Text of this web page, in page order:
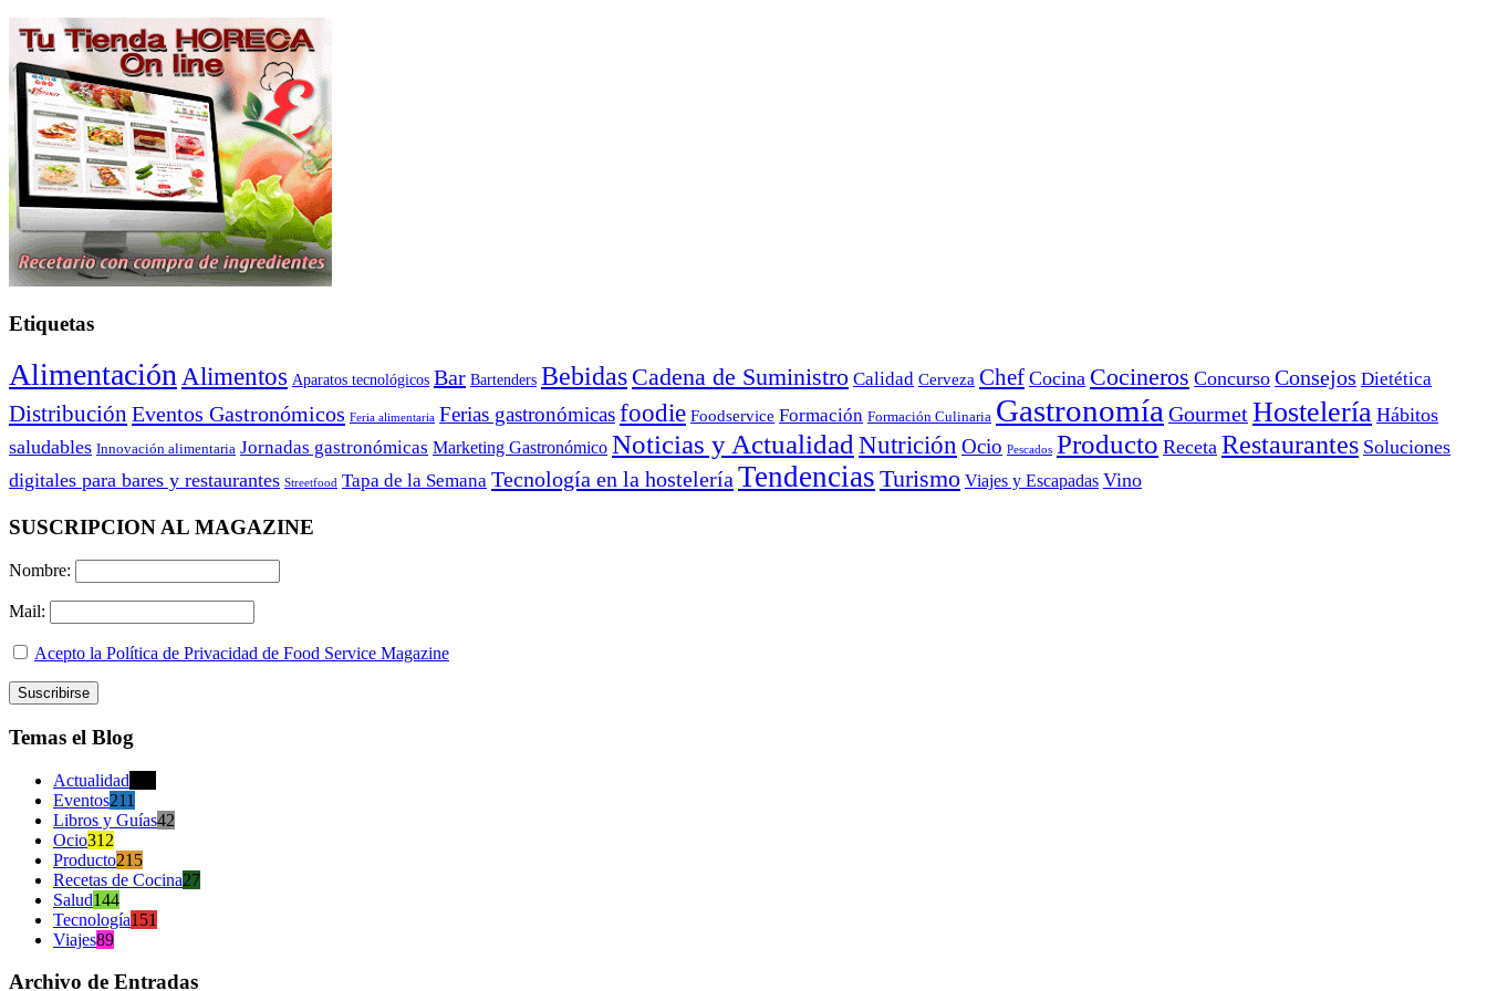
Etiquetas
Alimentación Alimentos Aparatos tecnológicos Bar Bartenders Bebidas Cadena de Suministro Calidad Cerveza Chef Cocina Cocineros Concurso Consejos Dietética
Distribución Eventos Gastronómicos Feria alimentaria Ferias gastronómicasfoodie Foodservice Formación Formación Culinaria Gastronomía GourmetHostelería Hábitos
saludables Innovación alimentaria Jornadas gastronómicas Marketing Gastronómico Noticias y Actualidad Nutrición Ocio Pescados Producto Receta Restaurantes Soluciones
digitales para bares y restaurantes Streetfood Tapa de la Semana Tecnología en la hostelería Tendencias Turismo Viajes y Escapadas Vino
SUSCRIPCION AL MAGAZINE
Nombre:
Mail:
Acepto la Política de Privacidad de Food Service Magazine
Temas el Blog
Actualidad
Eventos211
Libros y Guías42
Ocio312
Producto215
Recetas de Cocina27
Salud144
Tecnología151
Viajes89
Archivo de Entradas